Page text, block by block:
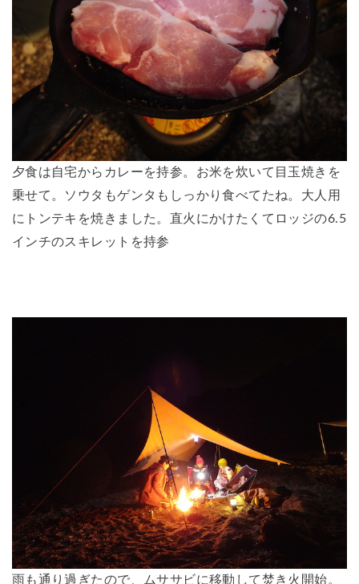
夕食は自宅からカレーを持参。お米を炊いて目玉焼きを
乗せて。ソウタもゲンタもしっかり食べてたね。大人用
にトンテキを焼きました。直火にかけたくてロッジの6.5
インチのスキレットを持参
雨も通り過ぎたので、ムササビに移動して焚き火開始。